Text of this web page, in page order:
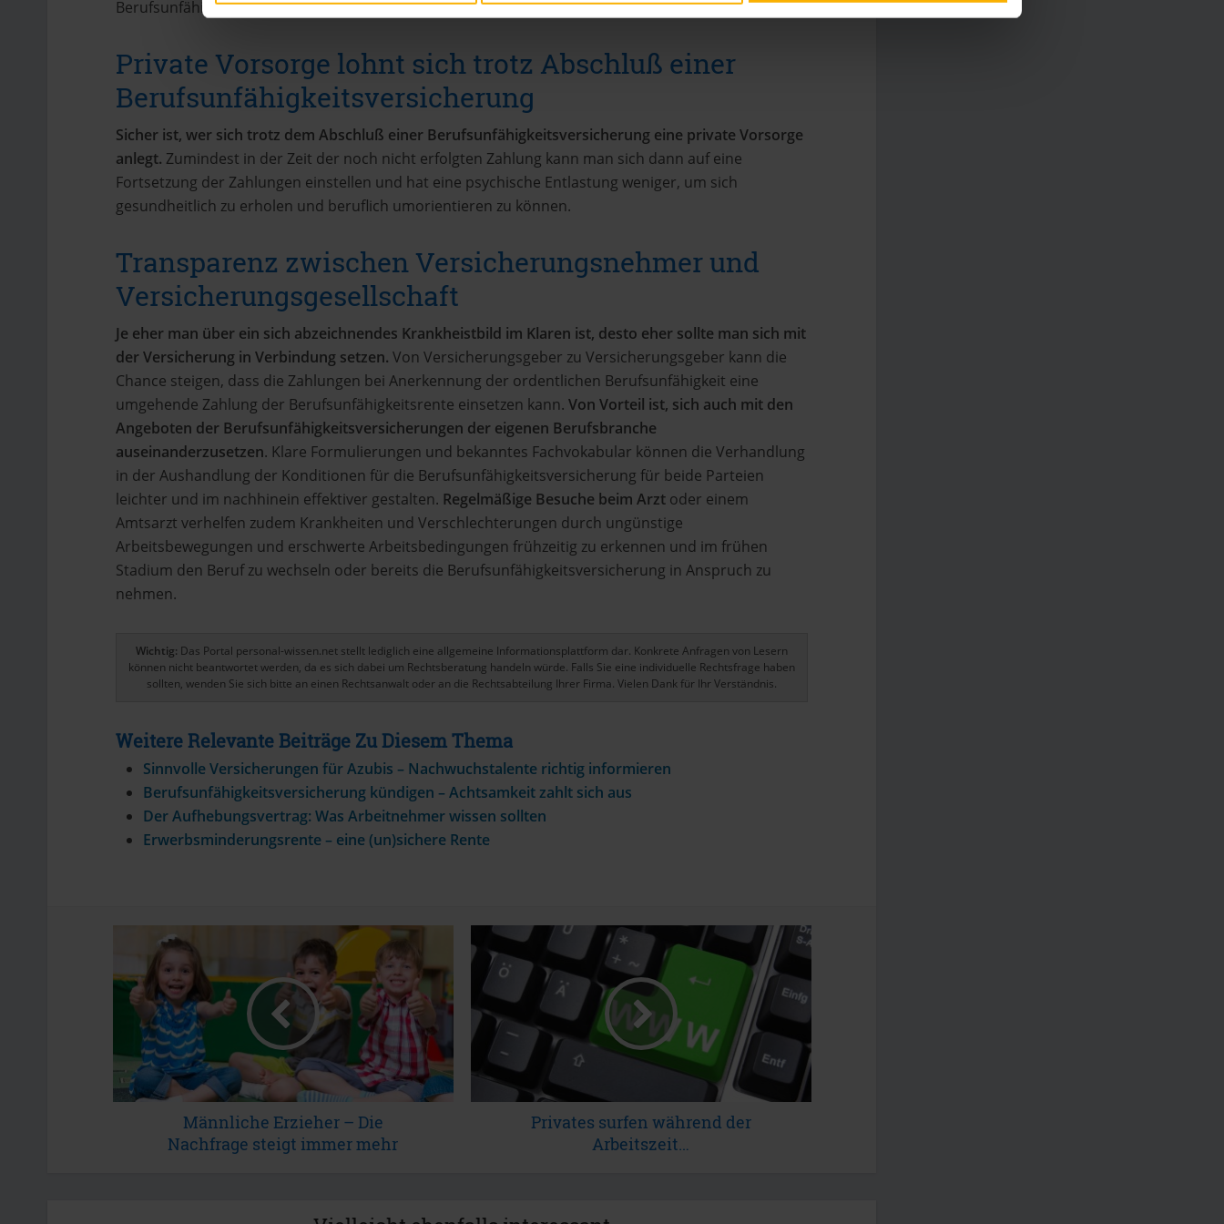
Berufsunfähigkeitsversicherung in Kraft treten.
Private Vorsorge lohnt sich trotz Abschluß einer
Berufsunfähigkeitsversicherung
Sicher ist, wer sich trotz dem Abschluß einer Berufsunfähigkeitsversicherung eine private Vorsorge
anlegt. Zumindest in der Zeit der noch nicht erfolgten Zahlung kann man sich dann auf eine
Fortsetzung der Zahlungen einstellen und hat eine psychische Entlastung weniger, um sich
gesundheitlich zu erholen und beruflich umorientieren zu können.
Transparenz zwischen Versicherungsnehmer und
Versicherungsgesellschaft
Je eher man über ein sich abzeichnendes Krankheistbild im Klaren ist, desto eher sollte man sich mit
der Versicherung in Verbindung setzen. Von Versicherungsgeber zu Versicherungsgeber kann die
Chance steigen, dass die Zahlungen bei Anerkennung der ordentlichen Berufsunfähigkeit eine
umgehende Zahlung der Berufsunfähigkeitsrente einsetzen kann. Von Vorteil ist, sich auch mit den
Angeboten der Berufsunfähigkeitsversicherungen der eigenen Berufsbranche
auseinanderzusetzen. Klare Formulierungen und bekanntes Fachvokabular können die Verhandlung
in der Aushandlung der Konditionen für die Berufsunfähigkeitsversicherung für beide Parteien
leichter und im nachhinein effektiver gestalten. Regelmäßige Besuche beim Arzt oder einem
Amtsarzt verhelfen zudem Krankheiten und Verschlechterungen durch ungünstige
Arbeitsbewegungen und erschwerte Arbeitsbedingungen frühzeitig zu erkennen und im frühen
Stadium den Beruf zu wechseln oder bereits die Berufsunfähigkeitsversicherung in Anspruch zu
nehmen.
Wichtig: Das Portal personal-wissen.net stellt lediglich eine allgemeine Informationsplattform dar. Konkrete Anfragen von Lesern
können nicht beantwortet werden, da es sich dabei um Rechtsberatung handeln würde. Falls Sie eine individuelle Rechtsfrage haben
sollten, wenden Sie sich bitte an einen Rechtsanwalt oder an die Rechtsabteilung Ihrer Firma. Vielen Dank für Ihr Verständnis.
Weitere Relevante Beiträge Zu Diesem Thema
Sinnvolle Versicherungen für Azubis – Nachwuchstalente richtig informieren
Berufsunfähigkeitsversicherung kündigen – Achtsamkeit zahlt sich aus
Der Aufhebungsvertrag: Was Arbeitnehmer wissen sollten
Erwerbsminderungsrente – eine (un)sichere Rente
Männliche Erzieher – Die
Nachfrage steigt immer mehr
Privates surfen während der
Arbeitszeit…